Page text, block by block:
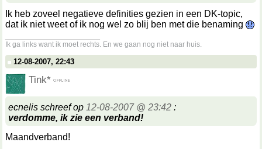
Ik heb zoveel negatieve definities gezien in een DK-topic,
dat ik niet weet of ik nog wel zo blij ben met die benaming
Ik ga links want ik moet rechts. En we gaan nog niet naar huis.
12-08-2007, 22:43
Tink*
ecnelis schreef op 12-08-2007 @ 23:42 :
verdomme, ik zie een verband!
Maandverband!